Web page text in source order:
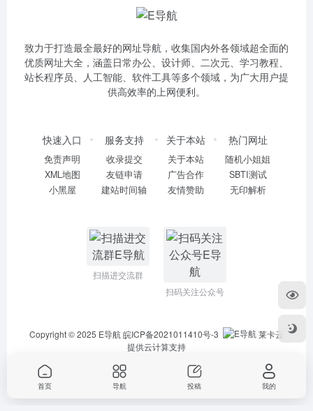
致力于打造最全最好的网址导航，收集国内外各领域超全面的
优质网址大全，涵盖日常办公、设计师、二次元、学习教程、
站长程序员、人工智能、软件工具等多个领域，为广大用户提
供高效率的上网便利。
快速入口
免责声明
XML地图
小黑屋
服务支持
收录提交
友链申请
建站时间轴
关于本站
关于本站
广告合作
友情赞助
热门网址
随机小姐姐
SBTI测试
无印解析
扫描进交流群
扫码关注公众号
Copyright © 2025 E导航皖ICP备2021011410号-3
莱卡云
提供云计算支持
首页 导航 投稿 我的